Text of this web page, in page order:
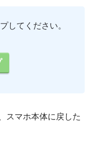
してください。
スマホ本体に戻した